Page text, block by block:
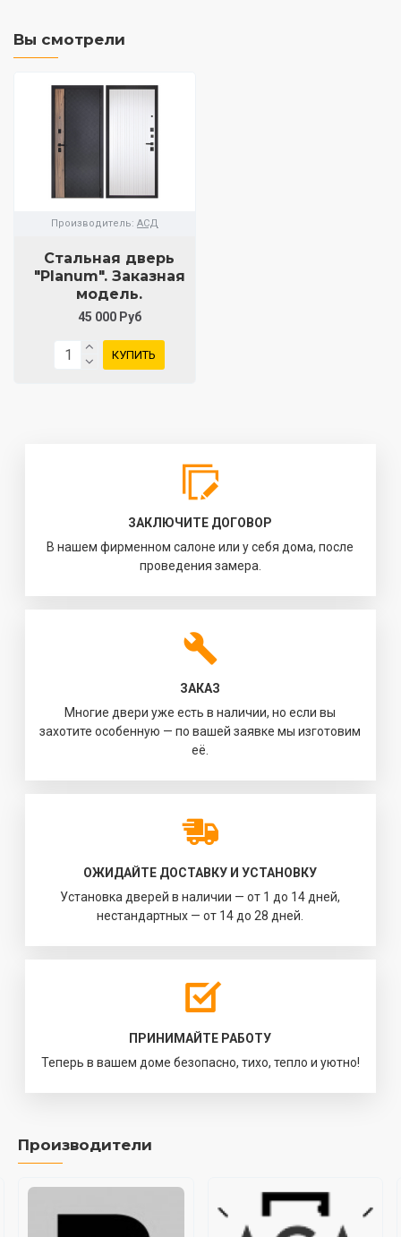
Вы смотрели
Производитель: АСД
Стальная дверь
"Planum". Заказная
модель.
45 000 Руб
КУПИТЬ
ЗАКЛЮЧИТЕ ДОГОВОР
В нашем фирменном салоне или у себя дома, после
проведения замера.
ЗАКАЗ
Многие двери уже есть в наличии, но если вы
захотите особенную — по вашей заявке мы изготовим
её.
ОЖИДАЙТЕ ДОСТАВКУ И УСТАНОВКУ
Установка дверей в наличии — от 1 до 14 дней,
нестандартных — от 14 до 28 дней.
ПРИНИМАЙТЕ РАБОТУ
Теперь в вашем доме безопасно, тихо, тепло и уютно!
Производители